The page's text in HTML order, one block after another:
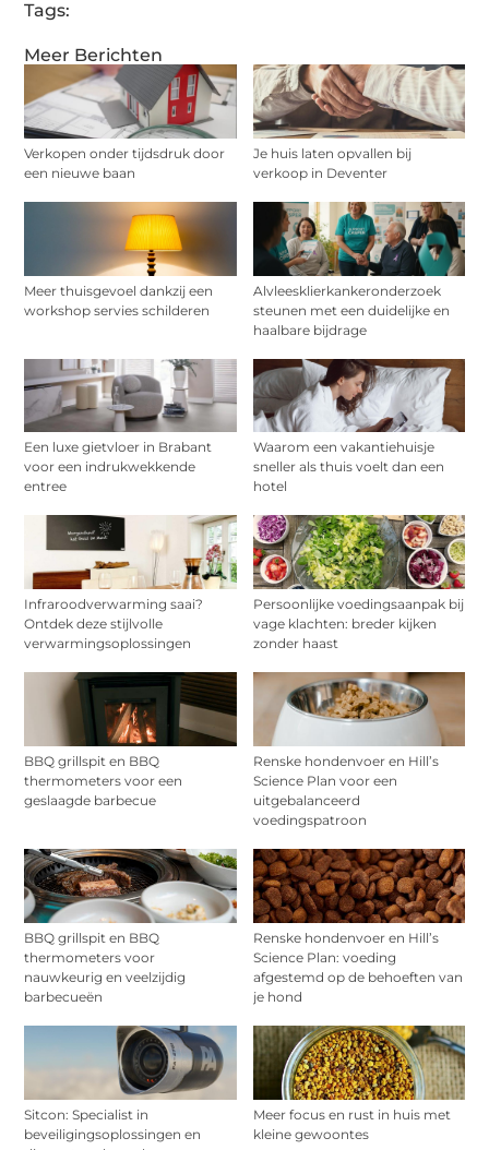
Meer Berichten
Verkopen onder tijdsdruk door
een nieuwe baan
Je huis laten opvallen bij
verkoop in Deventer
Meer thuisgevoel dankzij een
workshop servies schilderen
Alvleesklierkankeronderzoek
steunen met een duidelijke en
haalbare bijdrage
Een luxe gietvloer in Brabant
voor een indrukwekkende
entree
Waarom een vakantiehuisje
sneller als thuis voelt dan een
hotel
Infraroodverwarming saai?
Ontdek deze stijlvolle
verwarmingsoplossingen
Persoonlijke voedingsaanpak bij
vage klachten: breder kijken
zonder haast
BBQ grillspit en BBQ
thermometers voor een
geslaagde barbecue
Renske hondenvoer en Hill’s
Science Plan voor een
uitgebalanceerd
voedingspatroon
BBQ grillspit en BBQ
thermometers voor
nauwkeurig en veelzijdig
barbecueën
Renske hondenvoer en Hill’s
Science Plan: voeding
afgestemd op de behoeften van
je hond
Sitcon: Specialist in
beveiligingsoplossingen en
Meer focus en rust in huis met
kleine gewoontes
Tags: